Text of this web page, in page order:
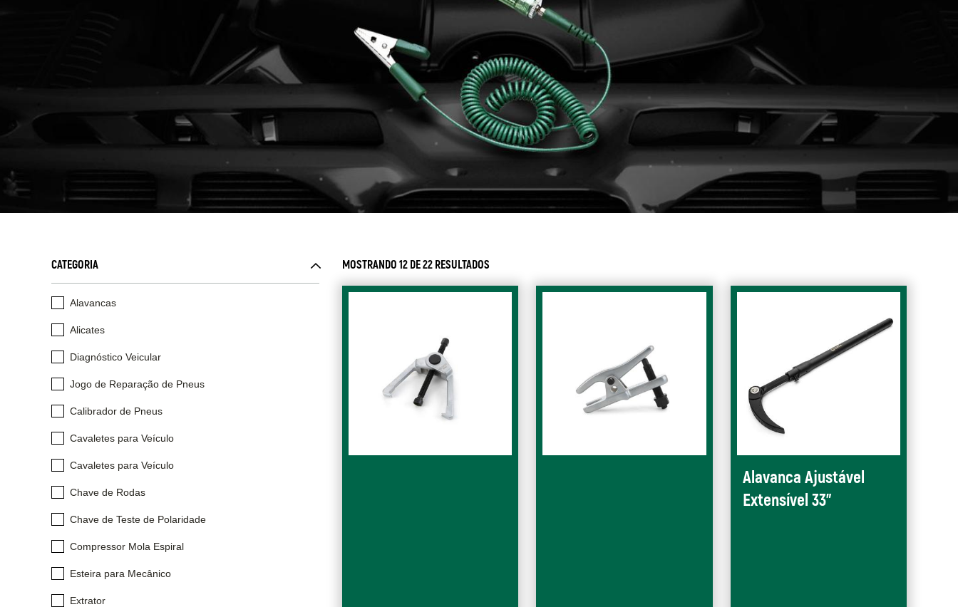
CATEGORIA
Alavancas
Alicates
Diagnóstico Veicular
Jogo de Reparação de Pneus
Calibrador de Pneus
Cavaletes para Veículo
Cavaletes para Veículo
Chave de Rodas
Chave de Teste de Polaridade
Compressor Mola Espiral
Esteira para Mecânico
Extrator
MOSTRANDO 12 DE 22 RESULTADOS
Alavanca Ajustável
Extensível 33"